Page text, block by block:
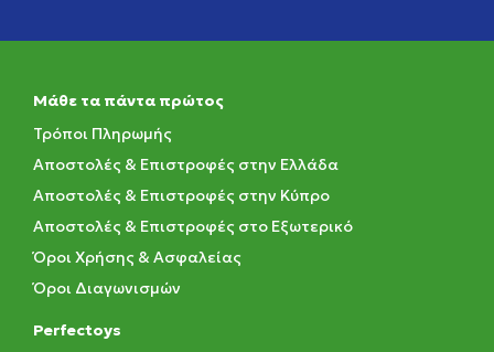
Μάθε τα πάντα πρώτος
Τρόποι Πληρωμής
Αποστολές & Επιστροφές στην Ελλάδα
Αποστολές & Επιστροφές στην Κύπρο
Αποστολές & Επιστροφές στο Εξωτερικό
Όροι Χρήσης & Ασφαλείας
Όροι Διαγωνισμών
Perfectoys